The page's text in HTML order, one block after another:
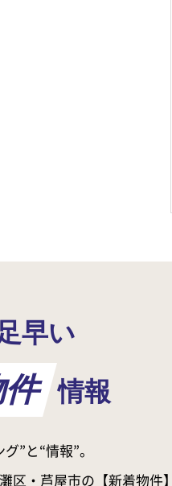
早い
件 情報
”と“情報”。
区・芦屋市の【新着物件